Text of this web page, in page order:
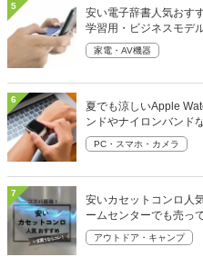
5
安い電子辞書人気おす
学習用・ビジネスモデ
家電・AV機器
6
夏でも涼しいApple
ンドやナイロンバンド
PC・スマホ・カメラ
7
安いカセットコンロ人
ームセンターでも売っ
アウトドア・キャンプ